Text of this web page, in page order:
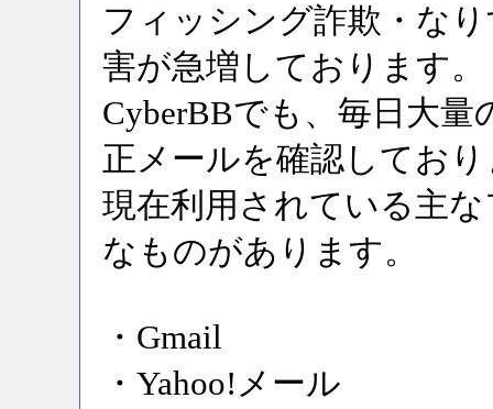
フィッシング詐欺・な
害が急増しております。
CyberBBでも、毎日大
正メールを確認してお
現在利用されている主
なものがあります。
・Gmail
・Yahoo!メール